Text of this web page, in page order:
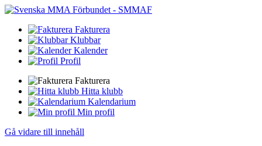
Fakturera
Klubbar
Kalender
Profil
Fakturera
Hitta klubb
Kalendarium
Min profil
Gå vidare till innehåll